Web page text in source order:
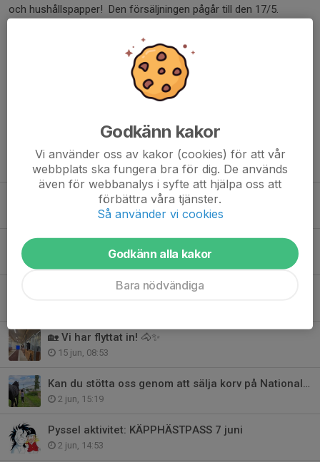
och hushållspapper! Den försäljningen pågår till den 17/5.
Vi tackar varmast för din hjälp!
//Styrelsen, personalen, hästar och ponnys
Tidigare nyheter
4 aug, 09:00
MRS fixar hamburgare/korv till Enduro SM
🏡 Vi har flyttat in! 🐴✨
15 jun, 08:53
Kan du stötta oss genom att sälja korv på Nationaldagen?
2 jun, 15:19
Pyssel aktivitet: KÄPPHÄSTPASS 7 juni
2 jun, 14:53
Godkänn kakor
Vi använder oss av kakor (cookies) för att vår
webbplats ska fungera bra för dig. De används
även för webbanalys i syfte att hjälpa oss att
förbättra våra tjänster.
Så använder vi cookies
Godkänn alla kakor
Bara nödvändiga